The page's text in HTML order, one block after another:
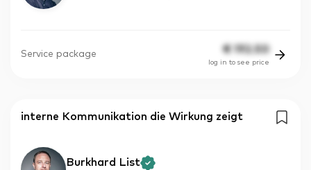
Service package € 192.50
log in to see price
interne Kommunikation die Wirkung zeigt
Burkhard List